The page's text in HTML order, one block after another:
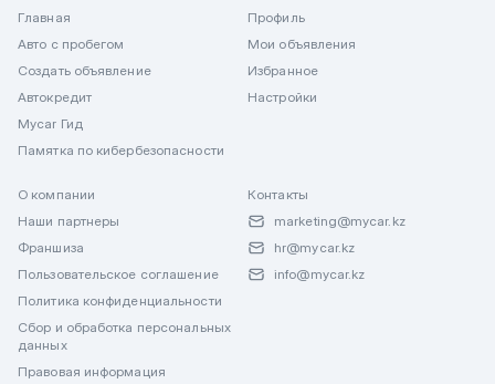
Главная
Авто с пробегом
Создать объявление
Автокредит
Mycar Гид
Памятка по кибербезопасности
Профиль
Мои объявления
Избранное
Настройки
О компании
Наши партнеры
Франшиза
Пользовательское соглашение
Политика конфиденциальности
Сбор и обработка персональных
данных
Правовая информация
Контакты
marketing@mycar.kz
hr@mycar.kz
info@mycar.kz